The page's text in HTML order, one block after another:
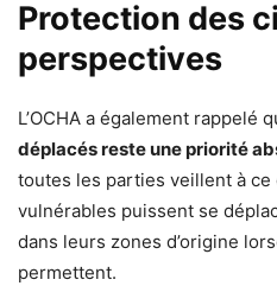
Protection des
perspectives
L’OCHA a également rappelé
déplacés reste une priorité
toutes les parties veillent à ce
vulnérables puissent se
dans leurs zones d’origine
permettent.